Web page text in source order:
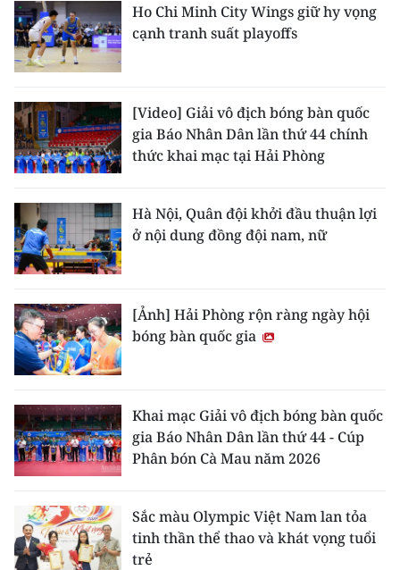
Ho Chi Minh City Wings giữ hy vọng
cạnh tranh suất playoffs
[Video] Giải vô địch bóng bàn quốc
gia Báo Nhân Dân lần thứ 44 chính
thức khai mạc tại Hải Phòng
Hà Nội, Quân đội khởi đầu thuận lợi
ở nội dung đồng đội nam, nữ
[Ảnh] Hải Phòng rộn ràng ngày hội
bóng bàn quốc gia
Khai mạc Giải vô địch bóng bàn quốc
gia Báo Nhân Dân lần thứ 44 - Cúp
Phân bón Cà Mau năm 2026
Sắc màu Olympic Việt Nam lan tỏa
tinh thần thể thao và khát vọng tuổi
trẻ